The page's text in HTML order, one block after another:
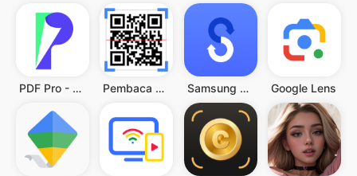
PDF Pro - Reader & Maker Pembaca QR & Kode Batang Samsung Smart Switch Mobile Google Lens